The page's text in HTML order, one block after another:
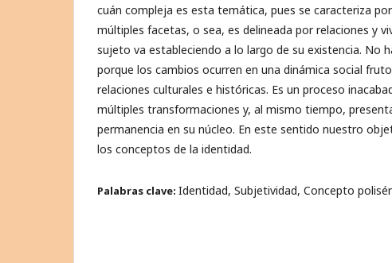
cuán compleja es esta temática, pues se caracteriza
múltiples facetas, o sea, es delineada por relaciones y
sujeto va estableciendo a lo largo de su existencia. No
porque los cambios ocurren en una dinámica social
relaciones culturales e históricas. Es un proceso
múltiples transformaciones y, al mismo tiempo,
permanencia en su núcleo. En este sentido nuestro
los conceptos de la identidad.
Palabras clave: Identidad, Subjetividad, Concepto